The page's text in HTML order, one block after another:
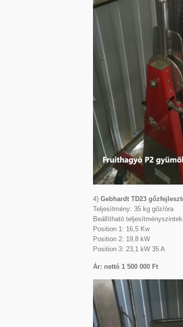
4) Gebhardt TD23
Teljesítmény: 35 kg gőz/óra
Beállítható
Position 1: 16,5 Kw
Position 2: 19,8 kW
Position 3: 23,1 kW 35 A
Ár: nettó 1 500 000 Ft